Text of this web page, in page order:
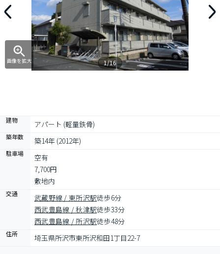
画像を拡大 1/16
建物 アパート (軽量鉄骨)
築年数 築14年 (2012年)
駐車場
空有
7,700円
敷地内
交通 武蔵野線 / 東所沢駅徒歩6分
西武豊島線 / 秋津駅徒歩33分
西武豊島線 / 所沢駅徒歩48分
住所 埼玉県所沢市東所沢和田1丁目22-7